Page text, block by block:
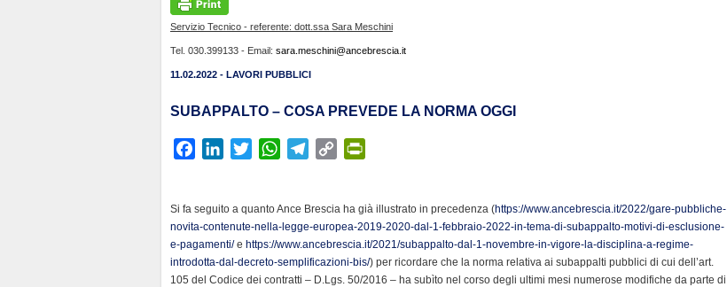
Servizio Tecnico - referente: dott.ssa Sara Meschini
Tel. 030.399133 - Email: sara.meschini@ancebrescia.it
11.02.2022 - LAVORI PUBBLICI
SUBAPPALTO – COSA PREVEDE LA NORMA OGGI
e
b
o
o
k
e
d
I
t
t
e
r
W
t
s
p
e
g
r
a
C
y
L
n
n
t
F
r
Si fa seguito a quanto Ance Brescia ha già illustrato in precedenza (https://www.ancebrescia.it/2022/gare-pubbliche-
novita-contenute-nella-legge-europea-2019-2020-dal-1-febbraio-2022-in-tema-di-subappalto-motivi-di-esclusione-
e-pagamenti/e https://www.ancebrescia.it/2021/subappalto-dal-1-novembre-in-vigore-la-disciplina-a-regime-
introdotta-dal-decreto-semplificazioni-bis/) per ricordare che la norma relativa ai subappalti pubblici di cui dell’art.
105 del Codice dei contratti – D.Lgs. 50/2016 – ha subìto nel corso degli ultimi mesi numerose modifiche da parte di